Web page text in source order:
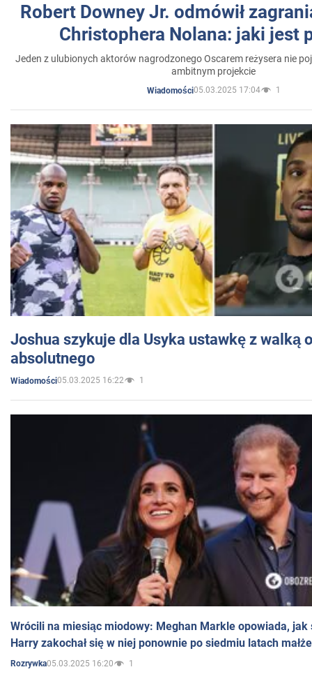
Robert Downey Jr. odmówił
Christophera Nolana: jaki jest
Jeden z ulubionych aktorów nagrodzonego Oscarem reżysera nie
ambitnym projekcie
Wiadomości05.03.2025 17:04 1
Joshua szykuje dla Usyka ustawkę z walką
absolutnego
Wiadomości05.03.2025 16:22 1
Wrócili na miesiąc miodowy: Meghan Markle opowiada, jak
Harry zakochał się w niej ponownie po siedmiu latach
Rozrywka05.03.2025 16:20 1